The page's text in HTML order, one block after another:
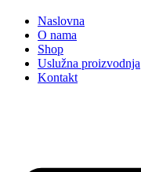
Naslovna
O nama
Shop
Uslužna proizvodnja
Kontakt